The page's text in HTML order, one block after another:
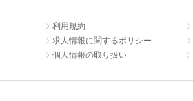
利用規約
求人情報に関するポリシー
個人情報の取り扱い